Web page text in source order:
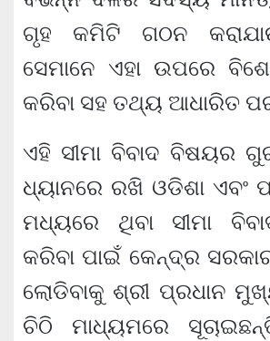
ଗୃହ କମିଟି ଗଠନ
ସେମାନେ ଏହା ଉପରେ
କରିବା ସହ ତଥ୍ୟ ଆଧାରିତ
ଏହି ସୀମା ବିବାଦ ବିଷୟର
ଧ୍ୟାନରେ ରଖି ଓଡିଶା ଏବଂ
ମଧ୍ୟରେ ଥିବା ସୀମା
କରିବା ପାଇଁ କେନ୍ଦ୍ର
ଲୋଡିବାକୁ ଶ୍ରୀ ପ୍ରଧାନ
ଚିଠି ମାଧ୍ୟମରେ